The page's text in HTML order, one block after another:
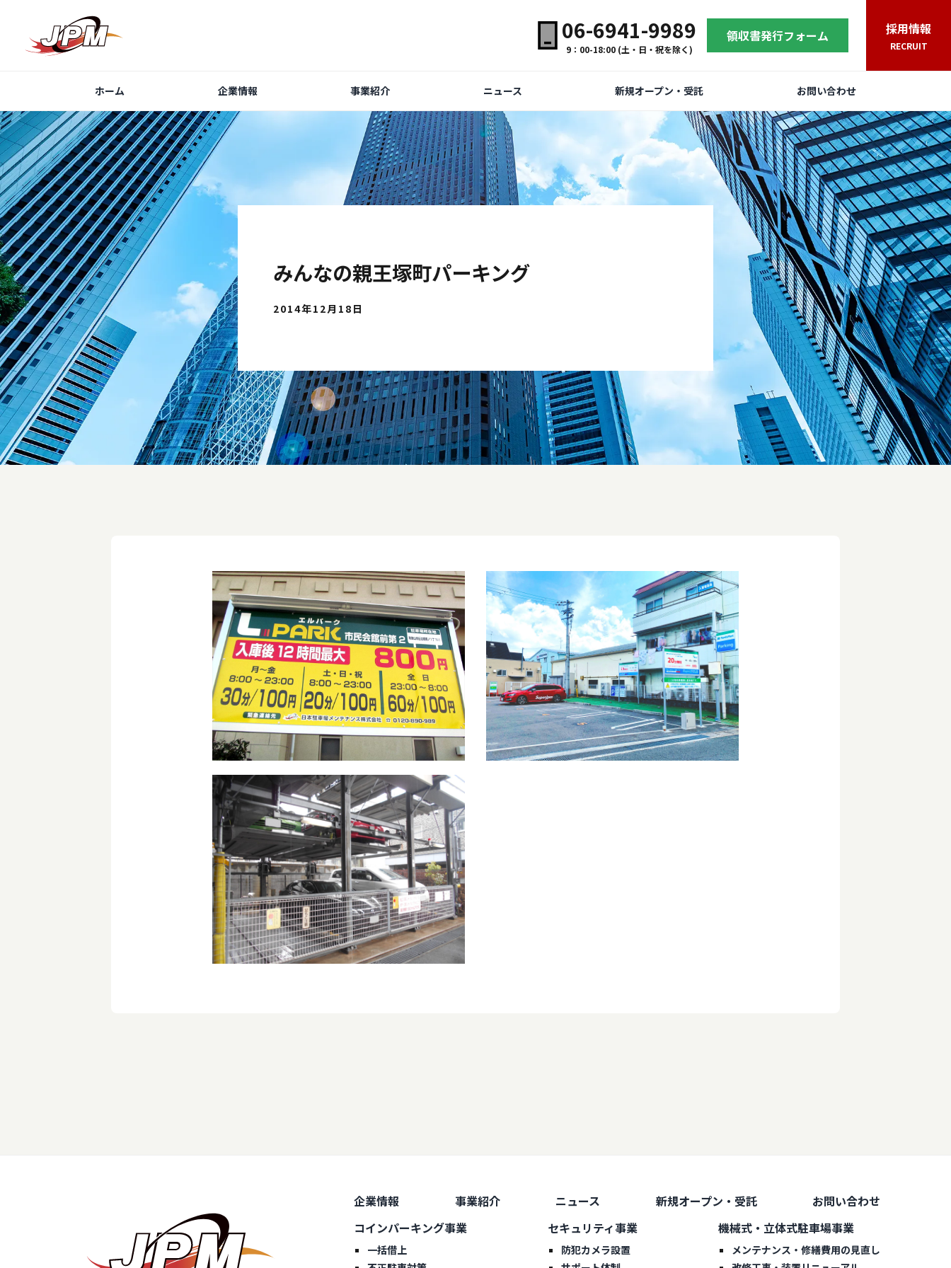
06-6941-9989
9：00-18:00 (土・日・祝を除く)
領収書発行フォーム 採用情報
RECRUIT
ホーム 企業情報 事業紹介 ニュース 新規オープン・受託 お問い合わせ
みんなの親王塚町パーキング
2014年12月18日
企業情報 事業紹介 ニュース 新規オープン・受託
お問い合わせ
コインパーキング事業
一括借上
セキュリティ事業
防犯カメラ設置
機械式・立体式駐車場事業
メンテナンス・修繕費用の見直し